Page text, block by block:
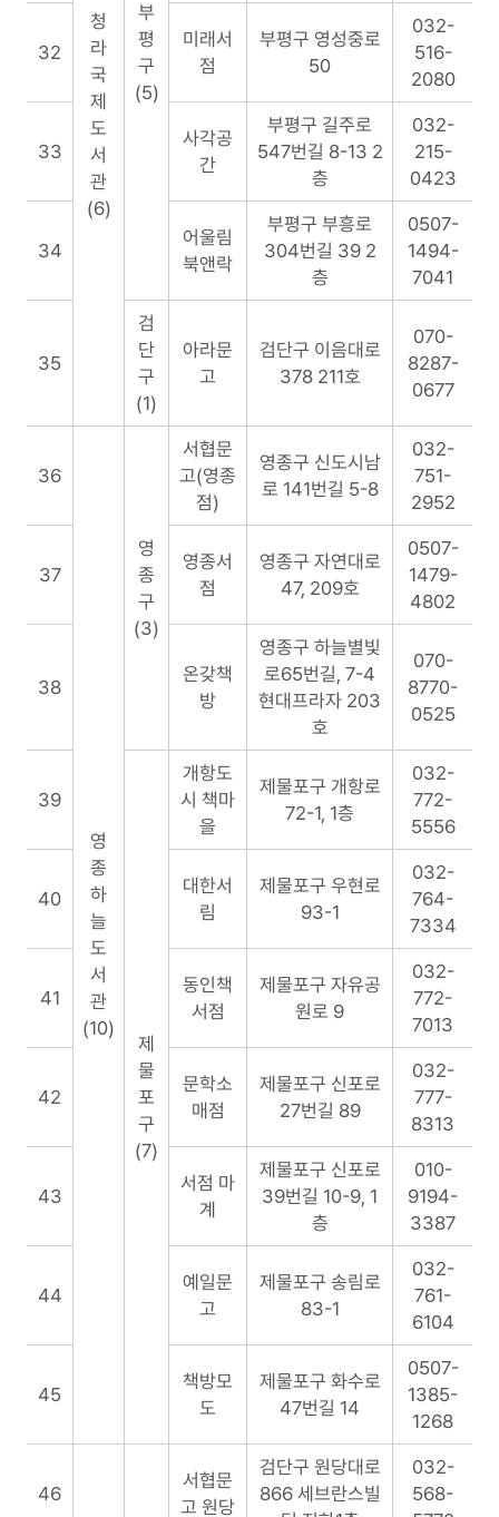
청
라
국
제
도
서
관
(6)
부
평
구
(5)
32
미래서
점
부평구 영성중로
50
032-
516-
2080
33
사각공
간
부평구 길주로
547번길 8-13 2
층
032-
215-
0423
34
어울림
북앤락
부평구 부흥로
304번길 39 2
층
0507-
1494-
7041
35
검
단
구
(1)
아라문
고
검단구 이음대로
378 211호
070-
8287-
0677
36
영
종
하
늘
도
서
관
(10)
영
종
구
(3)
서협문
고(영종
점)
영종구 신도시남
로 141번길 5-8
032-
751-
2952
37
영종서
점
영종구 자연대로
47, 209호
0507-
1479-
4802
38
온갖책
방
영종구 하늘별빛
로65번길, 7-4
현대프라자 203
호
070-
8770-
0525
39
제
물
포
구
(7)
개항도
시 책마
을
제물포구 개항로
72-1, 1층
032-
772-
5556
40
대한서
림
제물포구 우현로
93-1
032-
764-
7334
41
동인책
서점
제물포구 자유공
원로 9
032-
772-
7013
42
문학소
매점
제물포구 신포로
27번길 89
032-
777-
8313
43
서점 마
계
제물포구 신포로
39번길 10-9, 1
층
010-
9194-
3387
44
예일문
고
제물포구 송림로
83-1
032-
761-
6104
45
책방모
도
제물포구 화수로
47번길 14
0507-
1385-
1268
46
서협문
고 원당
검단구 원당대로
866 세브란스빌
032-
568-